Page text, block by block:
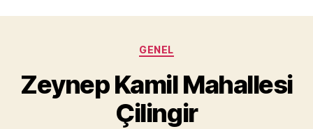
Kategoriler
GENEL
Zeynep Kamil Mahallesi
Çilingir